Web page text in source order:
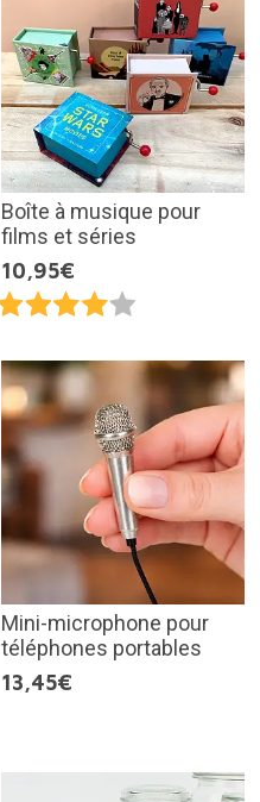
Boîte à musique pour
films et séries
10,95€
Mini-microphone pour
téléphones portables
13,45€